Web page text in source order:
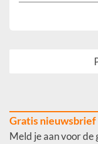
Gratis nieuwsbrief
Meld je aan voor